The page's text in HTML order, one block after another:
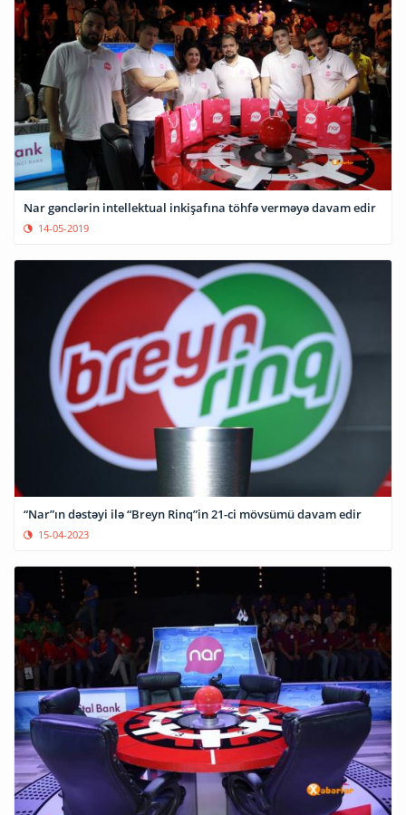
Nar gənclərin intellektual inkişafına töhfə verməyə davam edir
14-05-2019
“Nar”ın dəstəyi ilə “Breyn Rinq”in 21-ci mövsümü davam edir
15-04-2023